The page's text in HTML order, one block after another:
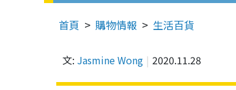
首頁 購物情報 生活百貨
文: Jasmine Wong 2020.11.28